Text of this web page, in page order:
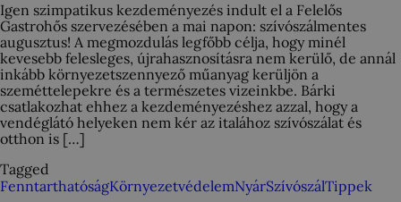
Igen szimpatikus kezdeményezés indult el a Felelős
Gastrohős szervezésében a mai napon: szívószálmentes
augusztus! A megmozdulás legfőbb célja, hogy minél
kevesebb felesleges, újrahasznosításra nem kerülő, de annál
inkább környezetszennyező műanyag kerüljön a
szeméttelepekre és a természetes vizeinkbe. Bárki
csatlakozhat ehhez a kezdeményezéshez azzal, hogy a
vendéglátó helyeken nem kér az italához szívószálat és
otthon is […]
Tagged
FenntarthatóságKörnyezetvédelemNyárSzívószálTippek